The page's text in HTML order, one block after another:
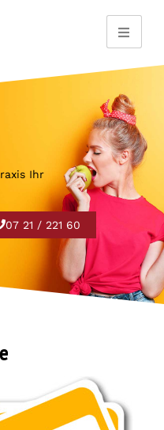
Ihr
07 21 / 221 60